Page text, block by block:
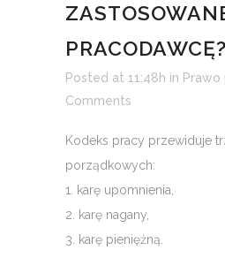
PRACODAWCĘ?
Posted at 11:48h in Prawo
Comments
Kodeks pracy przewiduje
porządkowych:
1. karę upomnienia,
2. karę nagany,
3. karę pieniężną.